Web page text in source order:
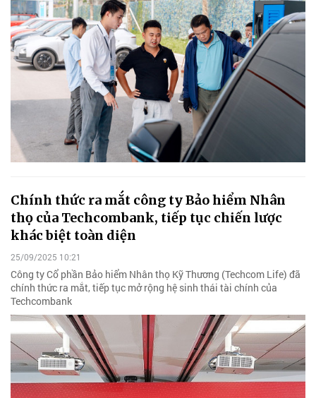
Chính thức ra mắt công ty Bảo hiểm Nhân
thọ của Techcombank, tiếp tục chiến lược
khác biệt toàn diện
25/09/2025 10:21
Công ty Cổ phần Bảo hiểm Nhân thọ Kỹ Thương (Techcom Life) đã
chính thức ra mắt, tiếp tục mở rộng hệ sinh thái tài chính của
Techcombank